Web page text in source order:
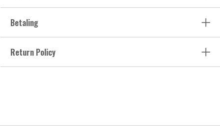
Betaling
Return Policy